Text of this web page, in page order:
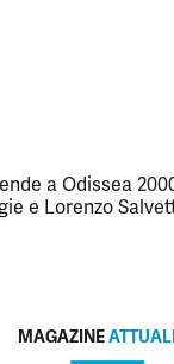
a Odissea
e Lorenzo
MAGAZINE